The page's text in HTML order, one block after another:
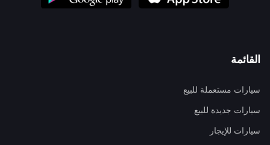
القائمة
سيارات مستعملة للبيع
سيارات جديدة للبيع
سيارات للإيجار